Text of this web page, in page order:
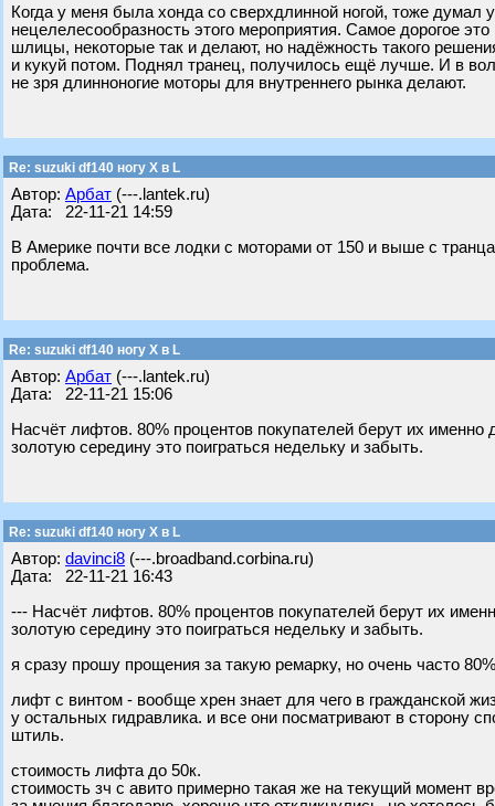
Когда у меня была хонда со сверхдлинной ногой, тоже думал
нецелелесообразность этого мероприятия. Самое дорогое
шлицы, некоторые так и делают, но надёжность такого
и кукуй потом. Поднял транец, получилось ещё лучше. И в
не зря длинноногие моторы для внутреннего рынка делают.
Re: suzuki df140 ногу X в L
Автор: Арбат (---.lantek.ru)
Дата: 22-11-21 14:59
В Америке почти все лодки с моторами от 150 и выше с
проблема.
Re: suzuki df140 ногу X в L
Автор: Арбат (---.lantek.ru)
Дата: 22-11-21 15:06
Насчёт лифтов. 80% процентов покупателей берут их именно
золотую середину это поиграться недельку и забыть.
Re: suzuki df140 ногу X в L
Автор: davinci8 (---.broadband.corbina.ru)
Дата: 22-11-21 16:43
--- Насчёт лифтов. 80% процентов покупателей берут их
золотую середину это поиграться недельку и забыть.
я сразу прошу прощения за такую ремарку, но очень часто
лифт с винтом - вообще хрен знает для чего в гражданской
у остальных гидравлика. и все они посматривают в сторону
штиль.
стоимость лифта до 50к.
стоимость зч с авито примерно такая же на текущий момент